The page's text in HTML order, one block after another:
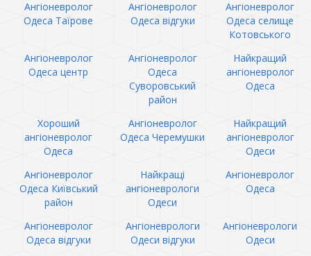
Ангіоневролог
Одеса Таїрове
Ангіоневролог
Одеса відгуки
Ангіоневролог
Одеса селище
Котовського
Ангіоневролог
Одеса центр
Ангіоневролог
Одеса
Суворовський
район
Найкращий
ангіоневролог
Одеса
Хороший
ангіоневролог
Одеса
Ангіоневролог
Одеса Черемушки
Найкращий
ангіоневролог
Одеси
Ангіоневролог
Одеса Київський
район
Найкращі
ангіоневрологи
Одеси
Ангіоневролог
Одеса
Ангіоневролог
Одеса відгуки
Ангіоневрологи
Одеси відгуки
Ангіоневрологи
Одеси